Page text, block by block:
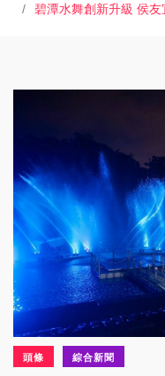
碧潭水舞創新升級 侯
頭條 綜合新聞